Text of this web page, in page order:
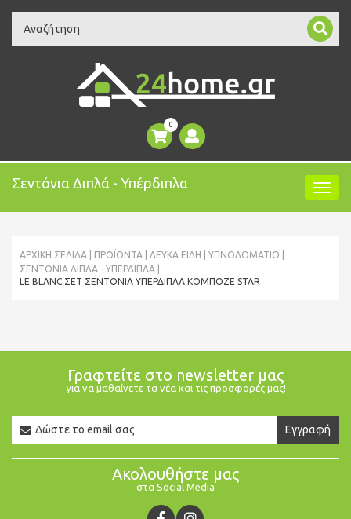
Search
0
Σεντόνια Διπλά - Υπέρδιπλα
ΑΡΧΙΚΉ ΣΕΛΊΔΑ ΠΡΟΪΌΝΤΑ ΛΕΥΚΑ ΕΙΔΗ
ΥΠΝΟΔΩΜΆΤΙΟ
ΣΕΝΤΌΝΙΑ ΔΙΠΛΆ - ΥΠΈΡΔΙΠΛΑ
LE BLANC ΣΕΤ ΣΕΝΤΌΝΙΑ ΥΠΈΡΔΙΠΛΑ ΚΟΜΠΟΖΈ STAR
Γραφτείτε στο newsletter μας
για να μαθαίνετε τα νέα και τις προσφορές μας!
Newsletter
Email
Εγγραφή
Ακολουθήστε μας
στα Social Media